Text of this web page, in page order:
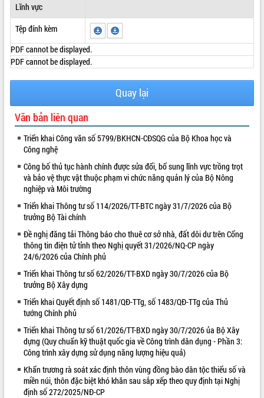
Loading the player...
Lễ truy tặng danh hiệu “Bà Mẹ Việt
Nam Anh hùng” và trao Huân chương
Lao động
UBND tỉnh Đắk Lắk triển khai nhiệm
vụ 6 tháng cuối năm 2026
Kỳ họp thứ Hai, Hội đồng nhân dân
tỉnh khóa XI quyết nghị nhiều nội dung
quan trọng
Bí thư Tỉnh ủy Lương Nguyễn Minh
Triết thăm, tặng quà người có công với
cách mạng
Rà soát, hoàn thiện hệ thống thiết chế
văn hóa, thể thao đáp ứng yêu cầu
ALBUM ẢNH
Lĩnh vực
Tệp đính kèm
PDF cannot be displayed.
PDF cannot be displayed.
Quay lại
Văn bản liên quan
Triển khai Công văn số 5799/BKHCN-CĐSQG của Bộ Khoa học và
Công nghệ
Công bố thủ tục hành chính được sửa đổi, bổ sung lĩnh vực trồng trọt
và bảo vệ thực vật thuộc phạm vi chức năng quản lý của Bộ Nông
nghiệp và Môi trường
Triển khai Thông tư số 114/2026/TT-BTC ngày 31/7/2026 của Bộ
trưởng Bộ Tài chính
Đề nghị đăng tải Thông báo cho thuê cơ sở nhà, đất dôi dư trên Cổng
thông tin điện tử tỉnh theo Nghị quyết 31/2026/NQ-CP ngày
24/6/2026 của Chính phủ
Triển khai Thông tư số 62/2026/TT-BXD ngày 30/7/2026 của Bộ
trưởng Bộ Xây dựng
Triển khai Quyết định số 1481/QĐ-TTg, số 1483/QĐ-TTg của Thủ
tướng Chính phủ
Triển khai Thông tư số 61/2026/TT-BXD ngày 30/7/2026 ủa Bộ Xây
dựng (Quy chuẩn kỹ thuật quốc gia về Công trình dân dụng - Phần 3:
Công trình xây dựng sử dụng năng lượng hiệu quả)
Khẩn trương rà soát xác định thôn vùng đồng bào dân tộc thiểu số và
miền núi, thôn đặc biệt khó khăn sau sắp xếp theo quy định tại Nghị
định số 272/2025/NĐ-CP